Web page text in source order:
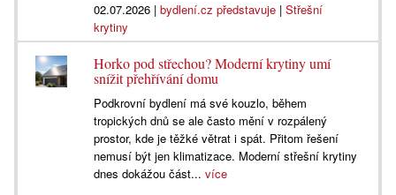
02.07.2026 |bydlení.cz představuje |Střešní
krytiny
Horko pod střechou? Moderní krytiny umí
snížit přehřívání domu
Podkrovní bydlení má své kouzlo, během
tropických dnů se ale často mění v rozpálený
prostor, kde je těžké větrat i spát. Přitom řešení
nemusí být jen klimatizace. Moderní střešní krytiny
dnes dokážou část...více